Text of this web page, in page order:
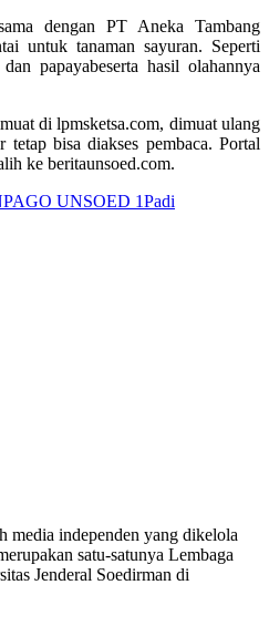
dengan PT Aneka Tambang
untuk tanaman sayuran. Seperti
papayabeserta hasil olahannya
di lpmsketsa.com, dimuat ulang
bisa diakses pembaca. Portal
ke beritaunsoed.com.
UNSOED 1Padi
media independen yang dikelola
satu-satunya Lembaga
Jenderal Soedirman di